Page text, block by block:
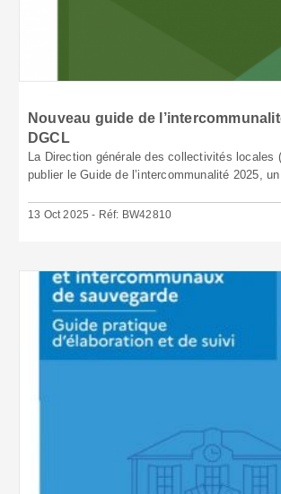
Nouveau guide de
DGCL
La Direction générale des collectivités locales
publier le Guide de l’intercommunalité 2025,
13 Oct 2025 - Réf: BW42810